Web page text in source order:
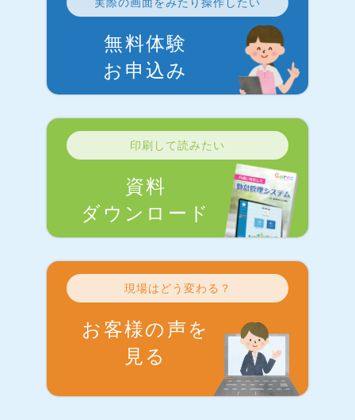
無料体験
お申込み
印刷して読みたい
資料
ダウンロード
現場はどう変わる？
お客様の声を
見る